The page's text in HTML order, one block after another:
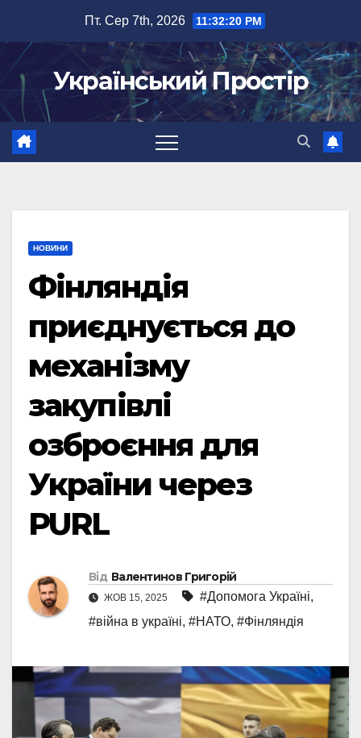
вмісту
Пт. Сер 7th, 2026 11:32:21 PM
Український Простір
НОВИНИ
Фінляндія
приєднується до
механізму
закупівлі
озброєння для
України через
PURL
Від Валентинов Григорій
ЖОВ 15, 2025 #Допомога Україні,
#війна в україні, #НАТО, #Фінляндія